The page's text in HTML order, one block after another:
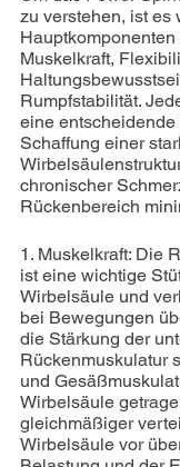
zu verstehen, ist es
Muskelkraft,
Rumpfstabilität.
eine
Schaffung einer
chronischer
Rückenbereich
1. Muskelkraft: Die
ist eine wichtige
Wirbelsäule und
bei Bewegungen
die Stärkung der
Rückenmuskulatur
und
Wirbelsäule
gleichmäßiger
Wirbelsäule vor